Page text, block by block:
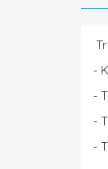
-
-
-
-